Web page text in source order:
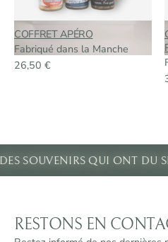
COFFRET APÉRO
Fabriqué dans la Manche
26,50€
DES SOUVENIRS QUI ONT DU
RESTONS EN